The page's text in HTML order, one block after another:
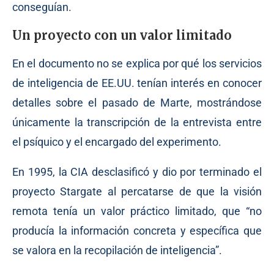
conseguían.
Un proyecto con un valor limitado
En el documento no se explica por qué los servicios
de inteligencia de EE.UU. tenían interés en conocer
detalles sobre el pasado de Marte, mostrándose
únicamente la transcripción de la entrevista entre
el psíquico y el encargado del experimento.
En 1995, la CIA desclasificó y dio por terminado el
proyecto Stargate al percatarse de que la visión
remota tenía un valor práctico limitado, que “no
producía la información concreta y específica que
se valora en la recopilación de inteligencia”.